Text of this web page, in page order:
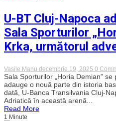
U-BT Cluj-Napoca
Sala Sporturilor
Krka, următorul
Vasile Manu decembrie 19, 2025 0
Sala Sporturilor „Horia Demian”
adauge o nouă parte din istoria
dată, U-Banca Transilvania Cluj-
Adriatică în această arenă...
Read More
1 Minute